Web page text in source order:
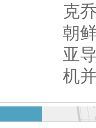
克
朝
亚
机